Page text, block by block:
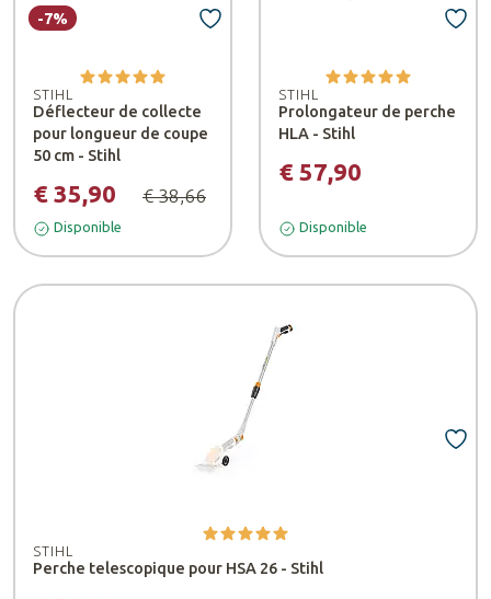
STIHL
Déflecteur de collecte
pour longueur de coupe
50 cm - Stihl
€ 35,90 € 38,66
-7%
Disponible
STIHL
Prolongateur de perche
HLA - Stihl
€ 57,90
Disponible
STIHL
Perche telescopique pour HSA 26 - Stihl